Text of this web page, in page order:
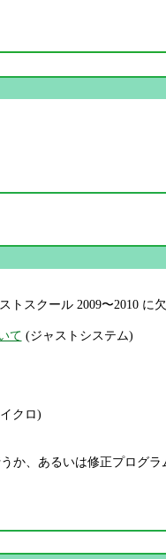
スクール 2009〜2010 に
て (ジャストシステム)
クロ)
か、あるいは修正プログラ